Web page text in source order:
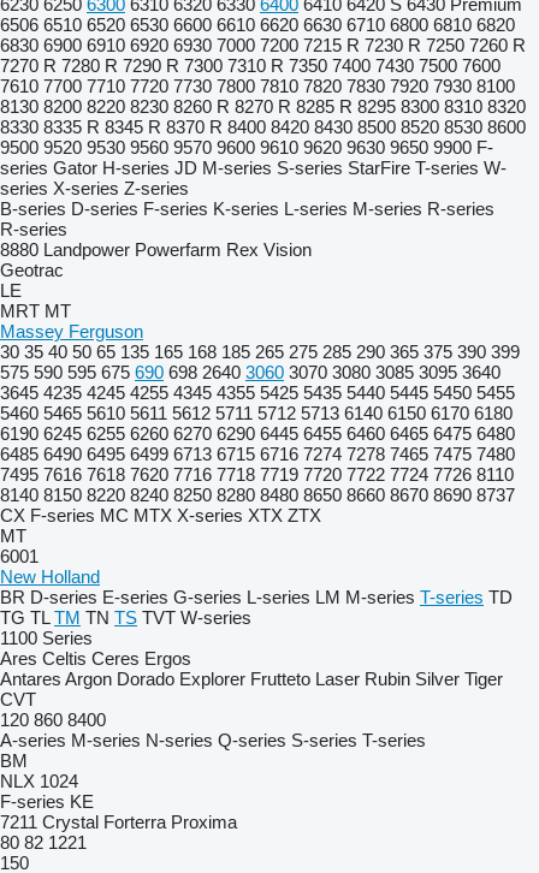
6230 6250 6300 6310 6320 6330 6400 6410 6420 S 6430 Premium
6506 6510 6520 6530 6600 6610 6620 6630 6710 6800 6810 6820
6830 6900 6910 6920 6930 7000 7200 7215 R 7230 R 7250 7260 R
7270 R 7280 R 7290 R 7300 7310 R 7350 7400 7430 7500 7600
7610 7700 7710 7720 7730 7800 7810 7820 7830 7920 7930 8100
8130 8200 8220 8230 8260 R 8270 R 8285 R 8295 8300 8310 8320
8330 8335 R 8345 R 8370 R 8400 8420 8430 8500 8520 8530 8600
9500 9520 9530 9560 9570 9600 9610 9620 9630 9650 9900 F-
series Gator H-series JD M-series S-series StarFire T-series W-
series X-series Z-series
B-series D-series F-series K-series L-series M-series R-series
R-series
8880 Landpower Powerfarm Rex Vision
Geotrac
LE
MRT MT
Massey Ferguson
30 35 40 50 65 135 165 168 185 265 275 285 290 365 375 390 399
575 590 595 675 690 698 2640 3060 3070 3080 3085 3095 3640
3645 4235 4245 4255 4345 4355 5425 5435 5440 5445 5450 5455
5460 5465 5610 5611 5612 5711 5712 5713 6140 6150 6170 6180
6190 6245 6255 6260 6270 6290 6445 6455 6460 6465 6475 6480
6485 6490 6495 6499 6713 6715 6716 7274 7278 7465 7475 7480
7495 7616 7618 7620 7716 7718 7719 7720 7722 7724 7726 8110
8140 8150 8220 8240 8250 8280 8480 8650 8660 8670 8690 8737
CX F-series MC MTX X-series XTX ZTX
MT
6001
New Holland
BR D-series E-series G-series L-series LM M-series T-series TD
TG TL TM TN TS TVT W-series
1100 Series
Ares Celtis Ceres Ergos
Antares Argon Dorado Explorer Frutteto Laser Rubin Silver Tiger
CVT
120 860 8400
A-series M-series N-series Q-series S-series T-series
BM
NLX 1024
F-series KE
7211 Crystal Forterra Proxima
80 82 1221
150